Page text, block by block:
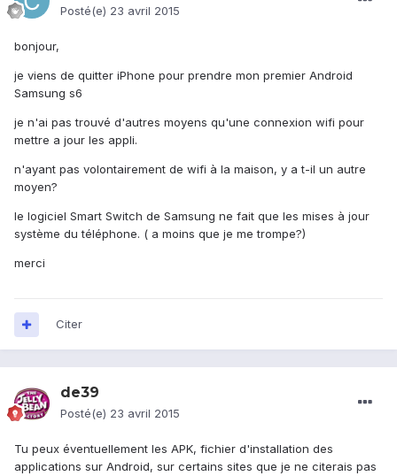
Posté(e) 23 avril 2015
bonjour,
je viens de quitter iPhone pour prendre mon premier Android
Samsung s6
je n'ai pas trouvé d'autres moyens qu'une connexion wifi pour
mettre a jour les appli.
n'ayant pas volontairement de wifi à la maison, y a t-il un autre
moyen?
le logiciel Smart Switch de Samsung ne fait que les mises à jour
système du téléphone. ( a moins que je me trompe?)
merci
Citer
de39
Posté(e) 23 avril 2015
Tu peux éventuellement les APK, fichier d'installation des
applications sur Android, sur certains sites que je ne citerais pas